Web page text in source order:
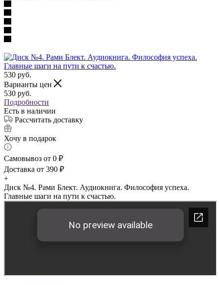
530 руб.
Варианты цен
530 руб.
Подробности
Есть в наличии
Рассчитать доставку
Хочу в подарок
Самовывоз от 0 ₽
Доставка от 390 ₽
+
Диск №4. Рами Блект. Аудиокнига. Философия успеха.
Главные шаги на пути к счастью.